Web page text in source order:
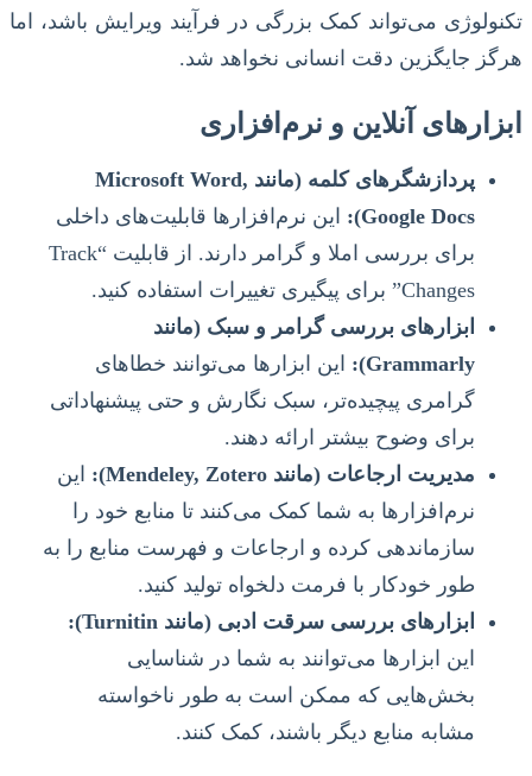
تکنولوژی می‌تواند کمک بزرگی در فرآیند ویرایش باشد، اما
هرگز جایگزین دقت انسانی نخواهد شد.
ابزارهای آنلاین و نرم‌افزاری
پردازشگرهای کلمه (مانند Microsoft Word,
Google Docs):
این نرم‌افزارها قابلیت‌های داخلی
برای بررسی املا و گرامر دارند. از قابلیت “Track
Changes” برای پیگیری تغییرات استفاده کنید.
ابزارهای بررسی گرامر و سبک (مانند
Grammarly):
این ابزارها می‌توانند خطاهای
گرامری پیچیده‌تر، سبک نگارش و حتی پیشنهاداتی
برای وضوح بیشتر ارائه دهند.
مدیریت ارجاعات (مانند Mendeley, Zotero):
این
نرم‌افزارها به شما کمک می‌کنند تا منابع خود را
سازماندهی کرده و ارجاعات و فهرست منابع را به
طور خودکار با فرمت دلخواه تولید کنید.
ابزارهای بررسی سرقت ادبی (مانند Turnitin):
این ابزارها می‌توانند به شما در شناسایی
بخش‌هایی که ممکن است به طور ناخواسته
مشابه منابع دیگر باشند، کمک کنند.